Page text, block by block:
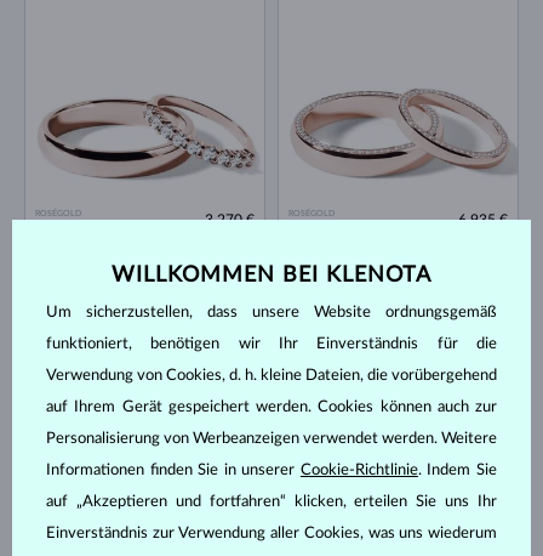
ROSÉGOLD
3 270 €
ROSÉGOLD
6 935 €
ROSÉGOLD
DIAMANT
5 870 €
ROSÉGOLD
DIAMANT
2 761 €
WILLKOMMEN BEI KLENOTA
Um sicherzustellen, dass unsere Website ordnungsgemäß
funktioniert, benötigen wir Ihr Einverständnis für die
Verwendung von Cookies, d. h. kleine Dateien, die vorübergehend
auf Ihrem Gerät gespeichert werden. Cookies können auch zur
Personalisierung von Werbeanzeigen verwendet werden. Weitere
Informationen finden Sie in unserer Cookie-Richtlinie. Indem Sie
auf „Akzeptieren und fortfahren“ klicken, erteilen Sie uns Ihr
Einverständnis zur Verwendung aller Cookies, was uns wiederum